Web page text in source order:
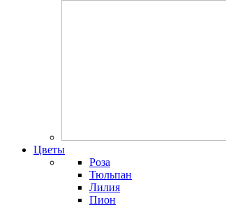
Цветы
Роза
Тюльпан
Лилия
Пион